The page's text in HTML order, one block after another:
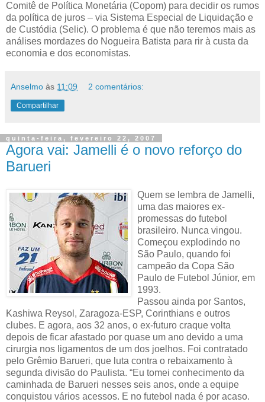
Comitê de Política Monetária (Copom) para decidir os rumos
da política de juros – via Sistema Especial de Liquidação e
de Custódia (Selic). O problema é que não teremos mais as
análises mordazes do Nogueira Batista para rir à custa da
economia e dos economistas.
Anselmo às 11:09 2 comentários:
Compartilhar
quinta-feira, fevereiro 22, 2007
Agora vai: Jamelli é o novo reforço do
Barueri
Quem se lembra de Jamelli,
uma das maiores ex-
promessas do futebol
brasileiro. Nunca vingou.
Começou explodindo no
São Paulo, quando foi
campeão da Copa São
Paulo de Futebol Júnior, em
1993.
Passou ainda por Santos,
Kashiwa Reysol, Zaragoza-ESP, Corinthians e outros
clubes. E agora, aos 32 anos, o ex-futuro craque volta
depois de ficar afastado por quase um ano devido a uma
cirurgia nos ligamentos de um dos joelhos. Foi contratado
pelo Grêmio Barueri, que luta contra o rebaixamento à
segunda divisão do Paulista. “Eu tomei conhecimento da
caminhada de Barueri nesses seis anos, onde a equipe
conquistou vários acessos. E no futebol nada é por acaso.